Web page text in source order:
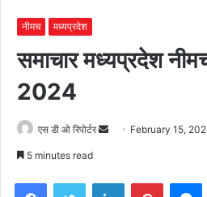
नीमच मध्यप्रदेश
समाचार मध्यप्रदेश
2024
एस डी ओ रिपोर्टर
Send February 15,
5 minutes read
FacebookTwitter LinkedInPinterest